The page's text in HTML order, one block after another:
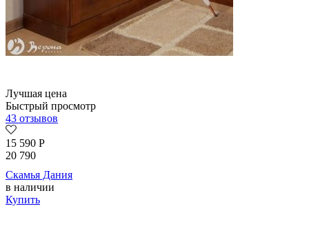
Лучшая цена
Быстрый просмотр
43 отзывов
15 590 Р
20 790
Скамья Дания
в наличии
Купить